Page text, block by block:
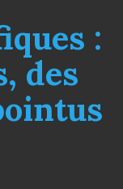
:
des